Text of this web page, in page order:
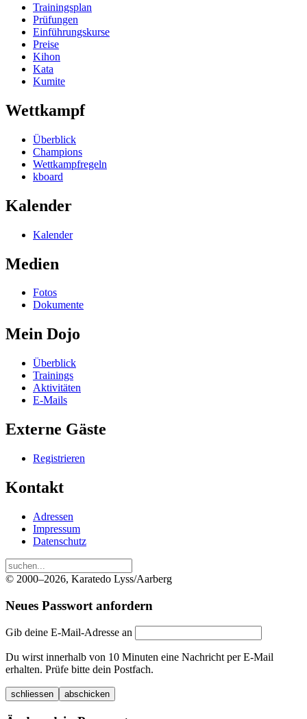
Trainingsplan
Prüfungen
Einführungskurse
Preise
Kihon
Kata
Kumite
Wettkampf
Überblick
Champions
Wettkampfregeln
kboard
Kalender
Kalender
Medien
Fotos
Dokumente
Mein Dojo
Überblick
Trainings
Aktivitäten
E-Mails
Externe Gäste
Registrieren
Kontakt
Adressen
Impressum
Datenschutz
© 2000–2026, Karatedo Lyss/Aarberg
Neues Passwort anfordern
Gib deine E-Mail-Adresse an
Du wirst innerhalb von 10 Minuten eine Nachricht per E-Mail
erhalten. Prüfe bitte dein Postfach.
schliessen abschicken